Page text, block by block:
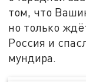
том, что
но только
Россия и
мундира.